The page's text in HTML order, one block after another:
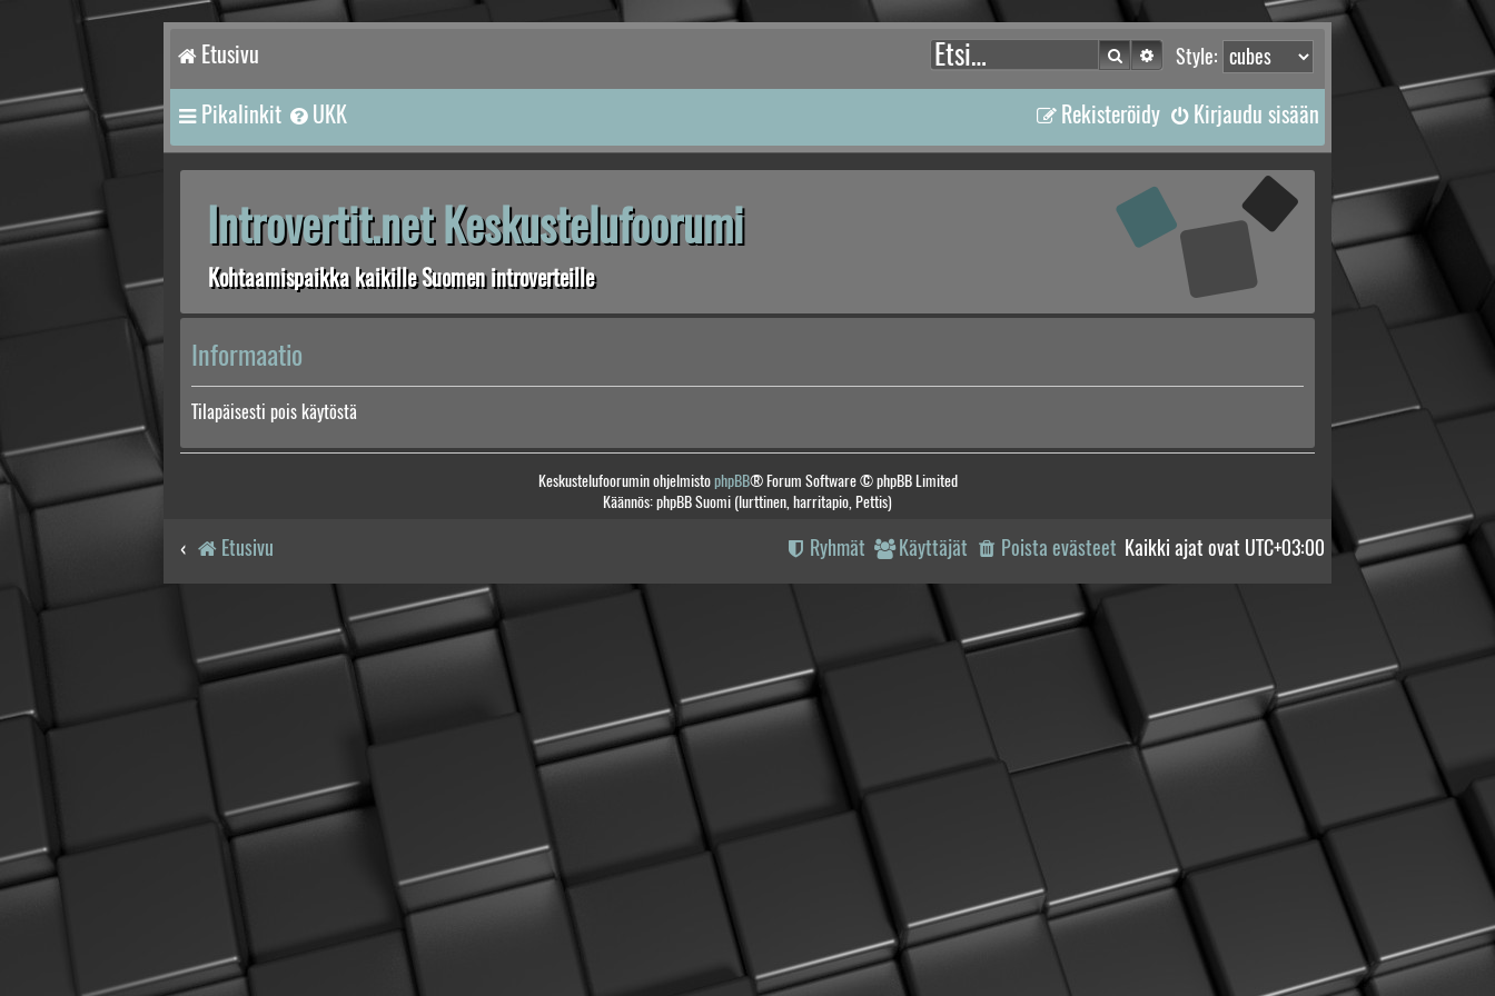
Etusivu Style:
Etsi Tarkennettu haku
Pikalinkit UKK Kirjaudu sisään
Rekisteröidy
Introvertit.net Keskustelufoorumi
Kohtaamispaikka kaikille Suomen introverteille
Informaatio
Tilapäisesti pois käytöstä
Keskustelufoorumin ohjelmistophpBB® Forum Software © phpBB Limited
Käännös: phpBB Suomi (lurttinen, harritapio, Pettis)
Etusivu Kaikki ajat ovat UTC+03:00
Poista evästeet
Käyttäjät
Ryhmät